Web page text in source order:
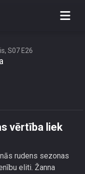
vērtība
S07 E26
vērtība liek
rudens sezonas
eliti. Žanna